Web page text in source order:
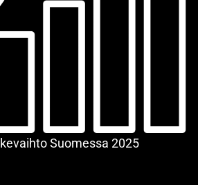
Suomessa 2025